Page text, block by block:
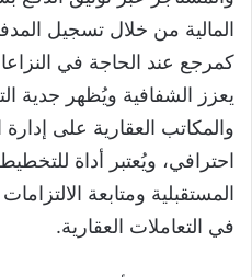
المالية من خلال تسجيل
كمرجع عند الحاجة في
يعزز الشفافية ويُظهر جدية
والمكاتب العقارية على
احترافي، ويُعتبر أداة
المستقبلية ومتابعة
في التعاملات العقارية.